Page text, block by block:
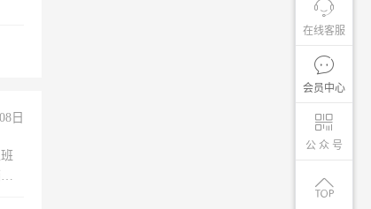
在线客服
会员中心
公 众 号
日